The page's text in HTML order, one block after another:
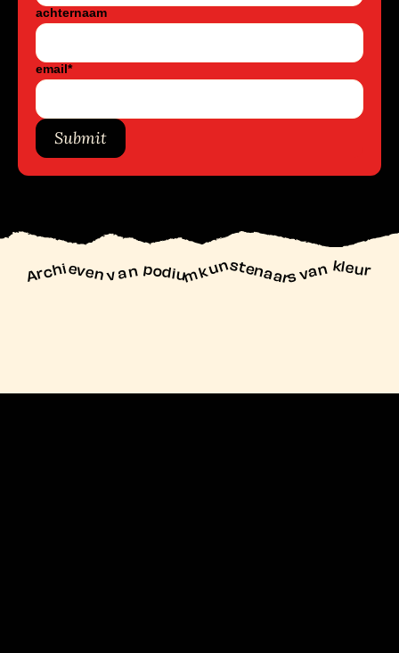
achternaam
email*
Submit
Archievenvan podiumkunstenaars van kleur